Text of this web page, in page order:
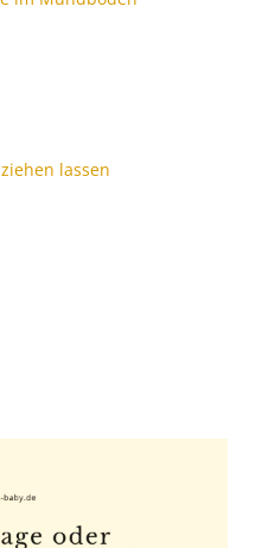
lassen